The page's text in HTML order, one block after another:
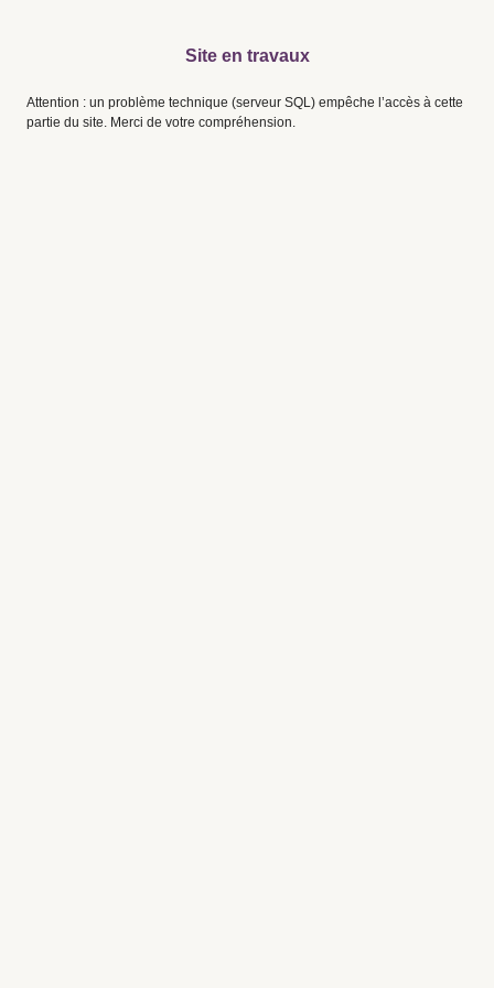
Site en travaux
Attention : un problème technique (serveur SQL) empêche l’accès à cette
partie du site. Merci de votre compréhension.